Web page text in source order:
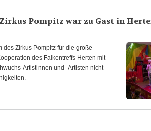
Pompitz war zu Gast in
Zirkus Pompitz für die große
des Falkentreffs Herten mit
Artistinnen und -Artisten nicht